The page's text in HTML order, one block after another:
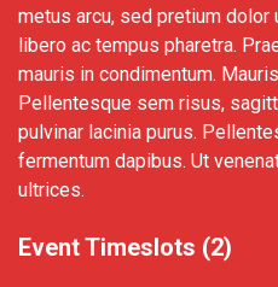
metus arcu, sed pretium
libero ac tempus pharetra.
mauris in condimentum.
Pellentesque sem risus,
pulvinar lacinia purus.
fermentum dapibus. Ut
ultrices.
Event Timeslots (2)